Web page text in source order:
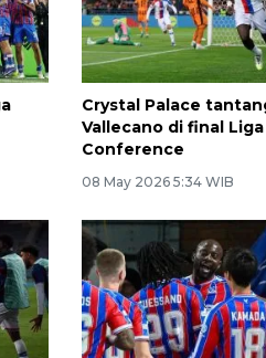
Crystal Palace
Vallecano di final Liga
Conference
08 May 2026 5:34 WIB